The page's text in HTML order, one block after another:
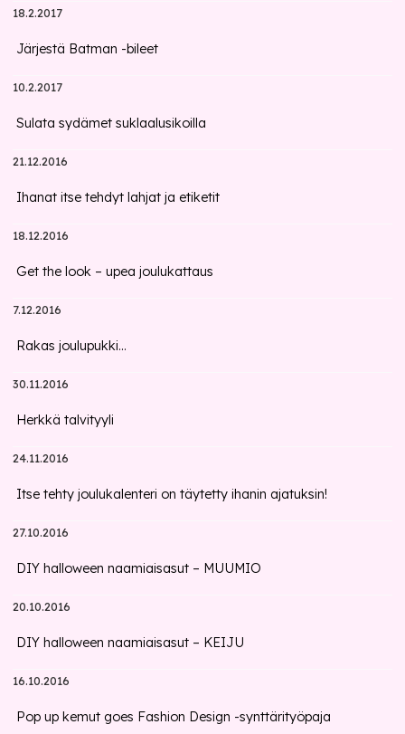
18.2.2017
Järjestä Batman -bileet
10.2.2017
Sulata sydämet suklaalusikoilla
21.12.2016
Ihanat itse tehdyt lahjat ja etiketit
18.12.2016
Get the look – upea joulukattaus
7.12.2016
Rakas joulupukki...
30.11.2016
Herkkä talvityyli
24.11.2016
Itse tehty joulukalenteri on täytetty ihanin ajatuksin!
27.10.2016
DIY halloween naamiaisasut – MUUMIO
20.10.2016
DIY halloween naamiaisasut – KEIJU
16.10.2016
Pop up kemut goes Fashion Design -synttärityöpaja